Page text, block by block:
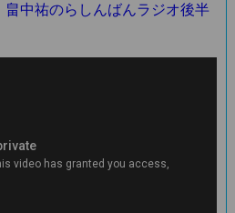
畠中祐のらしんばんラジオ後半